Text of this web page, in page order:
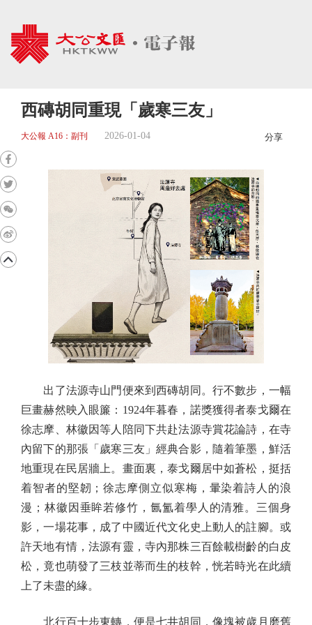
西磚胡同重現「歲寒三友」
大公報 A16：副刊 2026-01-04 分享
出了法源寺山門便來到西磚胡同。行不數步，一幅
巨畫赫然映入眼簾：1924年暮春，諾獎獲得者泰戈爾在
徐志摩、林徽因等人陪同下共赴法源寺賞花論詩，在寺
內留下的那張「歲寒三友」經典合影，隨着筆墨，鮮活
地重現在民居牆上。畫面裏，泰戈爾居中如蒼松，挺括
着智者的堅韌；徐志摩側立似寒梅，暈染着詩人的浪
漫；林徽因垂眸若修竹，氤氳着學人的清雅。三個身
影，一場花事，成了中國近代文化史上動人的註腳。或
許天地有情，法源有靈，寺內那株三百餘載樹齡的白皮
松，竟也萌發了三枝並蒂而生的枝幹，恍若時光在此續
上了未盡的緣。
北行百十步東轉，便是七井胡同，像塊被歲月磨舊